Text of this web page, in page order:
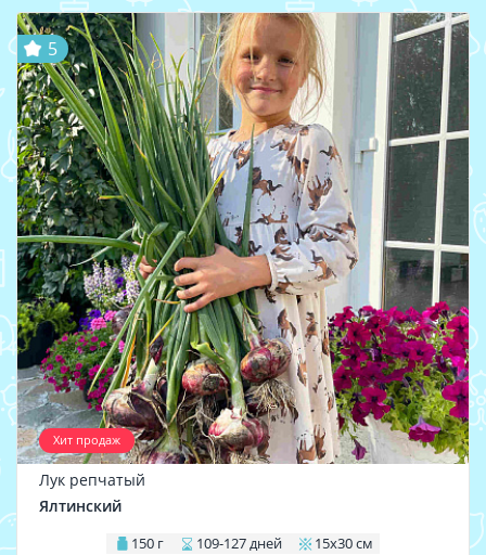
Хит продаж
5
Лук репчатый
Ялтинский
150 г 109-127 дней 15х30 см